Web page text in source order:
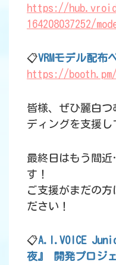
https://
164208037252/
📋VRMモデル配布
https://
皆様、ぜひ麗白
ディングを支援し
最終日はもう間
す！
ご支援がまだの方
ださい！
📋A.I.VOICE
夜』 開発プロジ